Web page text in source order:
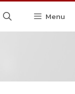
Menu